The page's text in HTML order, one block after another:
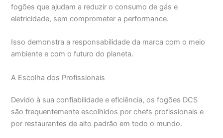
fogões que ajudam a reduzir o consumo de gás e
eletricidade, sem comprometer a performance.
Isso demonstra a responsabilidade da marca com o meio
ambiente e com o futuro do planeta.
A Escolha dos Profissionais
Devido à sua confiabilidade e eficiência, os fogões DCS
são frequentemente escolhidos por chefs profissionais e
por restaurantes de alto padrão em todo o mundo.